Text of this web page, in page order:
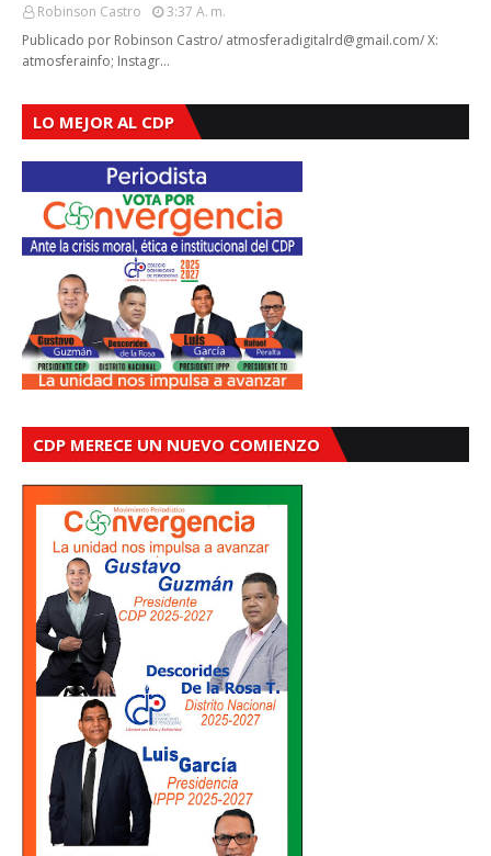
Robinson Castro
3:37 A. M.
Publicado por Robinson Castro/ atmosferadigitalrd@gmail.com/ X:
atmosferainfo; Instagr…
LO MEJOR AL CDP
CDP MERECE UN NUEVO COMIENZO